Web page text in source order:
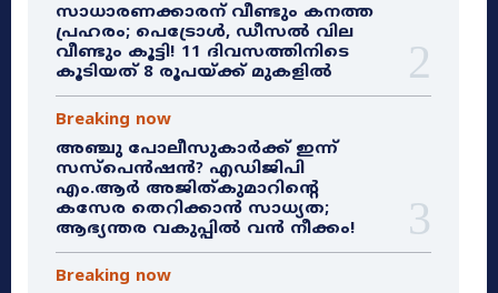
സാധാരണക്കാരന് വീണ്ടും കനത്ത
പ്രഹരം; പെട്രോൾ, ഡീസൽ വില
വീണ്ടും കൂട്ടി! 11 ദിവസത്തിനിടെ
കൂടിയത് 8 രൂപയ്ക്ക് മുകളിൽ
Breaking now
അഞ്ചു പോലീസുകാർക്ക് ഇന്ന്
സസ്‌പെൻഷൻ? എഡിജിപി
എം.ആർ അജിത്കുമാറിൻ്റെ
കസേര തെറിക്കാൻ സാധ്യത;
ആഭ്യന്തര വകുപ്പിൽ വൻ നീക്കം!
Breaking now